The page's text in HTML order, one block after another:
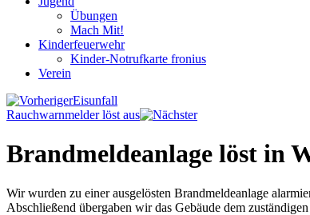
Übungen
Mach Mit!
Kinderfeuerwehr
Kinder-Notrufkarte fronius
Verein
Eisunfall
Rauchwarnmelder löst aus
Brandmeldeanlage löst in
Wir wurden zu einer ausgelösten Brandmeldeanlage
Abschließend übergaben wir das Gebäude dem